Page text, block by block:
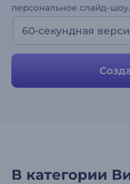
персональное слайд-
представления
много другого.
60-секундная
В категории